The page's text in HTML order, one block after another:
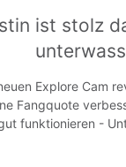
ist stolz
Explore Cam
Fangquote
funktionieren -